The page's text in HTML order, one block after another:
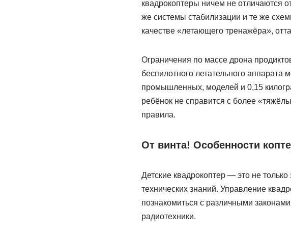
квадрокоптеры ничем не отличаются
же системы стабилизации и те же
качестве «летающего тренажёра»,
Ограничения по массе дрона
беспилотного летательного аппарата
промышленных, моделей и 0,15
ребёнок не справится с более
правила.
От винта! Особенности
Детские квадрокоптер — это не
технических знаний. Управление
познакомиться с различными
радиотехники.